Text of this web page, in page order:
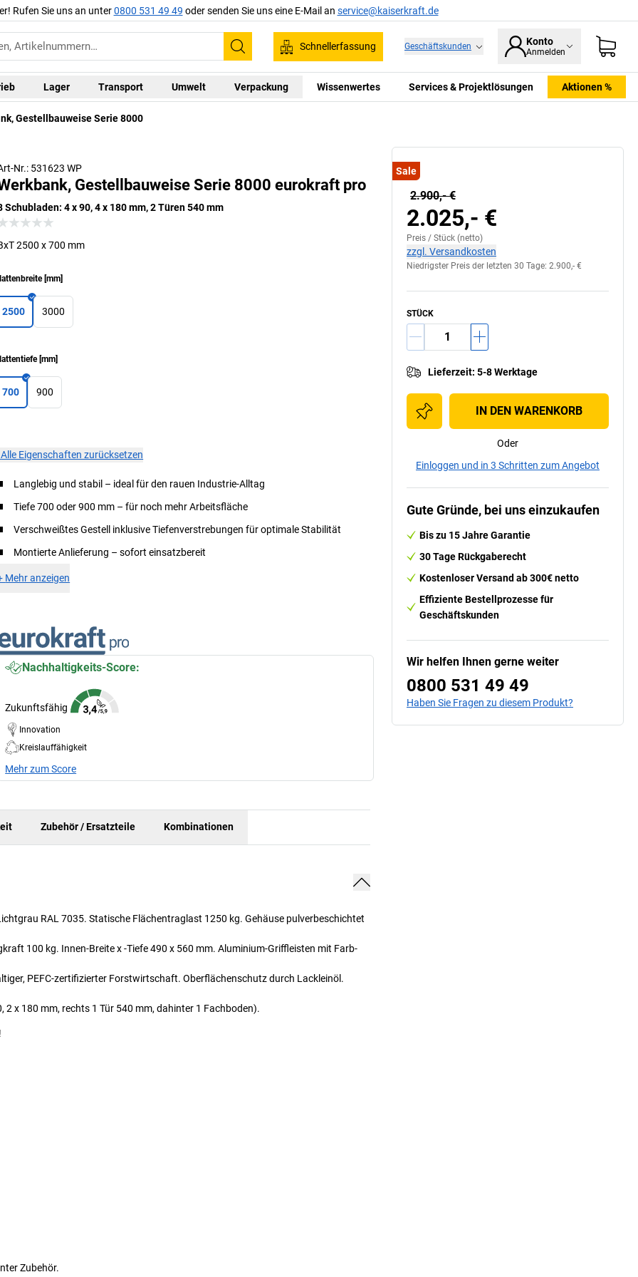
Rufen Sie uns an unter0800 531 49 49 oder senden Sie uns eine E-Mail an service@kaiserkraft.de
Suchen
Schnellerfassung Geschäftskunden Konto
Anmelden
Lager Transport Umwelt Verpackung Wissenwertes Services & Projektlösungen Aktionen %
Gestellbauweise Serie 8000
Nr.: 531623 WP
Gestellbauweise Serie 8000 eurokraft pro
Schubladen: 4 x 90, 4 x 180 mm, 2 Türen 540 mm
2500 x 700 mm
[mm]
2500 3000
[mm]
700 900
Alle Eigenschaften zurücksetzen
Langlebig und stabil – ideal für den rauen Industrie-Alltag
Tiefe 700 oder 900 mm – für noch mehr Arbeitsfläche
Verschweißtes Gestell inklusive Tiefenverstrebungen für optimale Stabilität
Montierte Anlieferung – sofort einsatzbereit
Mehr anzeigen
Nachhaltigkeits-Score:
Zukunftsfähig
Innovation
Kreislauffähigkeit
Mehr zum Score
Zubehör / Ersatzteile Kombinationen
RAL 7035. Statische Flächentraglast 1250 kg. Gehäuse pulverbeschichtet
100 kg. Innen-Breite x -Tiefe 490 x 560 mm. Aluminium-Griffleisten mit Farb-
PEFC-zertifizierter Forstwirtschaft. Oberflächenschutz durch Lackleinöl.
x 180 mm, rechts 1 Tür 540 mm, dahinter 1 Fachboden).
Zubehör.
Sale
2.900,- €
2.025,- €
Preis / Stück (netto)
zzgl. Versandkosten
Niedrigster Preis der letzten 30 Tage: 2.900,- €
STÜCK
Lieferzeit: 5-8 Werktage
IN DEN WARENKORB
Oder
Einloggen und in 3 Schritten zum Angebot
Gute Gründe, bei uns einzukaufen
Bis zu 15 Jahre Garantie
30 Tage Rückgaberecht
Kostenloser Versand ab 300€ netto
Effiziente Bestellprozesse für
Geschäftskunden
Wir helfen Ihnen gerne weiter
0800 531 49 49
Haben Sie Fragen zu diesem Produkt?